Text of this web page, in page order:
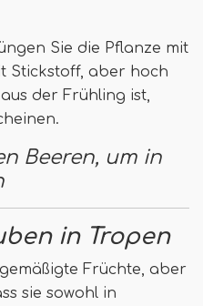
Sie die Pflanze mit
Stickstoff, aber hoch
der Frühling ist,
Beeren, um in
in Tropen
Früchte, aber
sie sowohl in